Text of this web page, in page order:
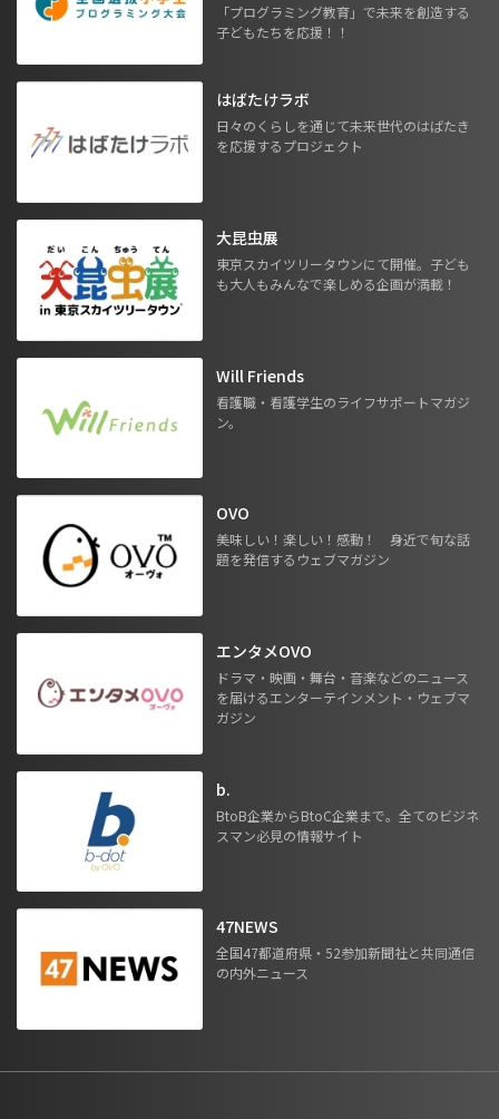
「プログラミング教育」で未来を創造する
子どもたちを応援！！
はばたけラボ
日々のくらしを通じて未来世代のはばたき
を応援するプロジェクト
大昆虫展
東京スカイツリータウンにて開催。子ども
も大人もみんなで楽しめる企画が満載！
Will Friends
看護職・看護学生のライフサポートマガジ
ン。
OVO
美味しい！楽しい！感動！ 身近で旬な話
題を発信するウェブマガジン
エンタメOVO
ドラマ・映画・舞台・音楽などのニュース
を届けるエンターテインメント・ウェブマ
ガジン
b.
BtoB企業からBtoC企業まで。全てのビジネ
スマン必見の情報サイト
47NEWS
全国47都道府県・52参加新聞社と共同通信
の内外ニュース